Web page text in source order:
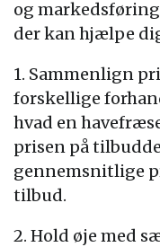
og
der kan hjælpe
1. Sammenlign
forskellige
hvad en
prisen på
gennemsnitlige
tilbud.
2. Hold øje med